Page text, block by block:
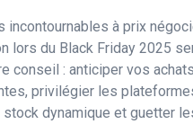
incontournables à prix
lors du Black Friday 2025
conseil : anticiper vos
privilégier les
stock dynamique et guetter